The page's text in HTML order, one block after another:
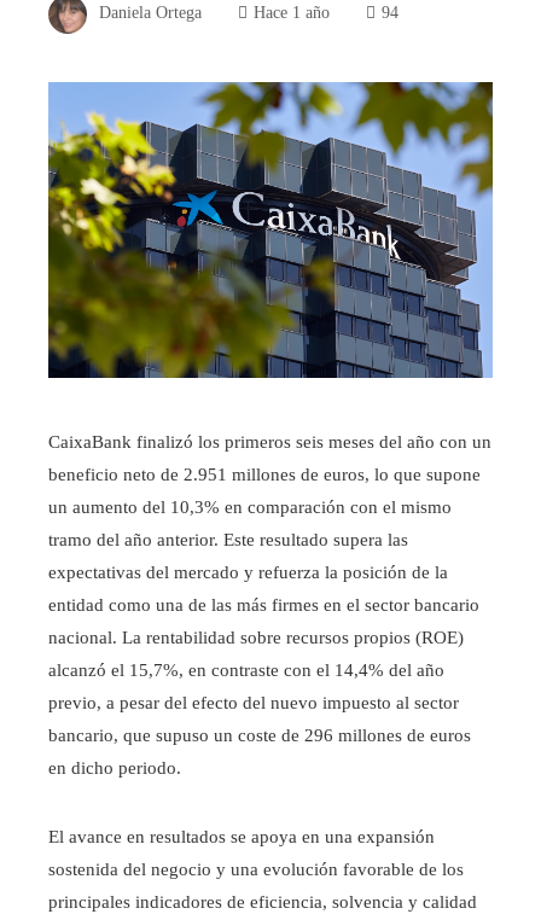
Daniela Ortega Hace 1 año 94
CaixaBank finalizó los primeros seis meses del año con un
beneficio neto de 2.951 millones de euros, lo que supone
un aumento del 10,3% en comparación con el mismo
tramo del año anterior. Este resultado supera las
expectativas del mercado y refuerza la posición de la
entidad como una de las más firmes en el sector bancario
nacional. La rentabilidad sobre recursos propios (ROE)
alcanzó el 15,7%, en contraste con el 14,4% del año
previo, a pesar del efecto del nuevo impuesto al sector
bancario, que supuso un coste de 296 millones de euros
en dicho periodo.
El avance en resultados se apoya en una expansión
sostenida del negocio y una evolución favorable de los
principales indicadores de eficiencia, solvencia y calidad